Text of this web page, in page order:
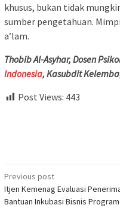
khusus, bukan tidak
sumber pengetahuan.
a’lam.
Thobib Al-Asyhar, Dosen
Indonesia, Kasubdit
Post Views: 443
Post
navigation
Previous post
Itjen Kemenag Evaluasi
Bantuan Inkubasi Bisnis Program